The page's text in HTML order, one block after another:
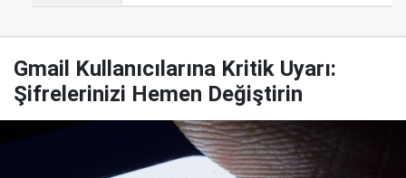
Gmail Kullanıcılarına Kritik Uyarı:
Şifrelerinizi Hemen Değiştirin